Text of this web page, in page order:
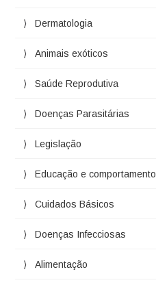
Dermatologia
Animais exóticos
Saúde Reprodutiva
Doenças Parasitárias
Legislação
Educação e comportamento
Cuidados Básicos
Doenças Infecciosas
Alimentação